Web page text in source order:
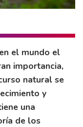
el mundo el
importancia,
natural se
y
una
de los